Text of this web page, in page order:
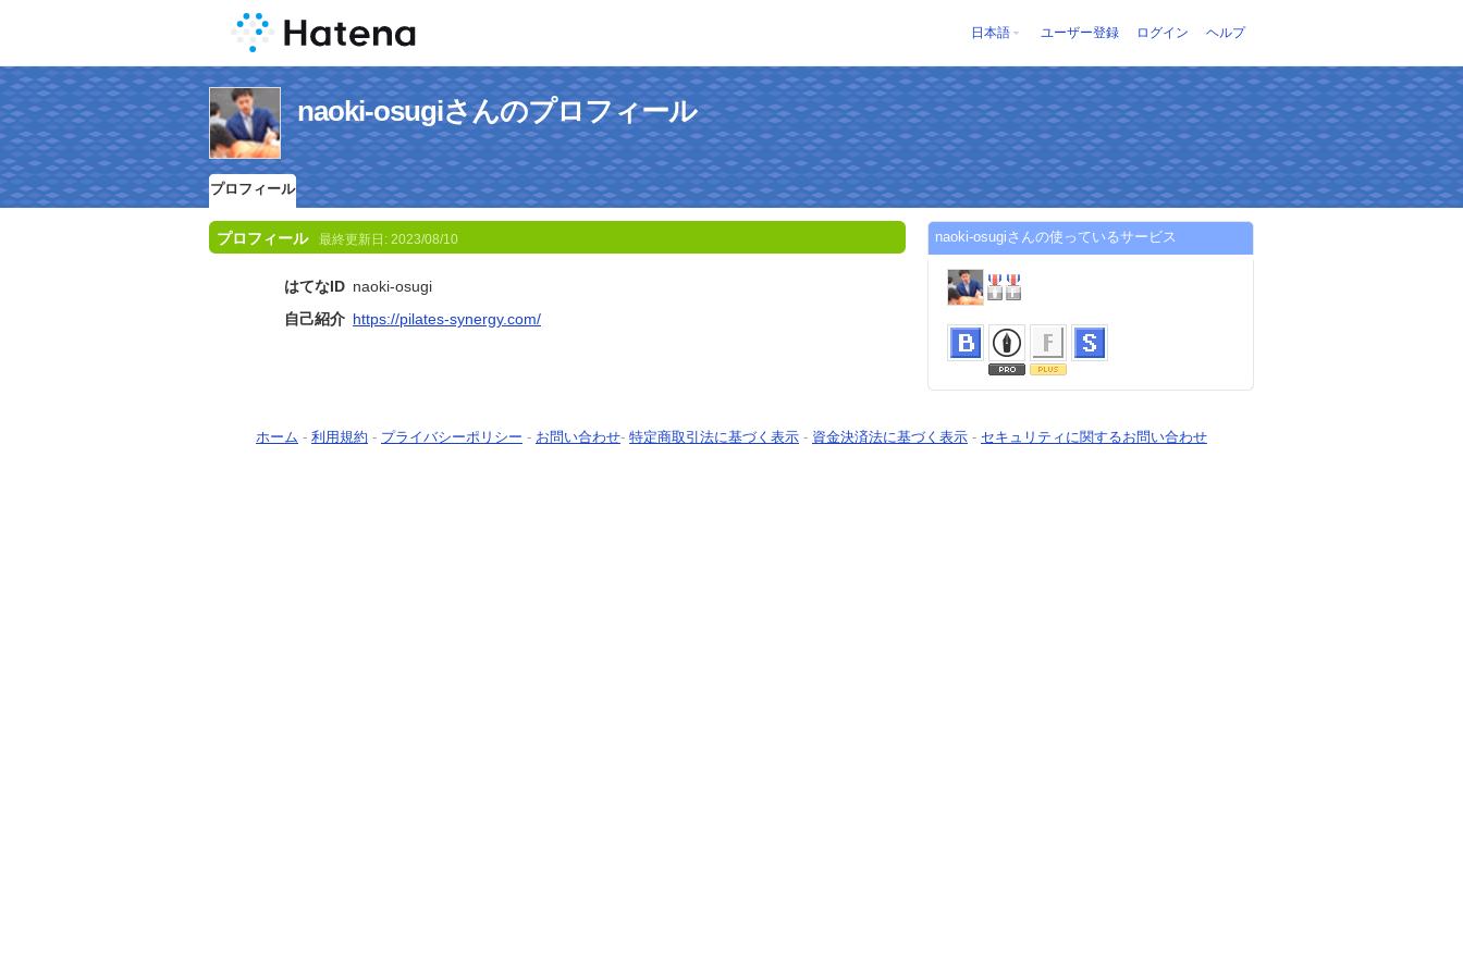
日本語 ユーザー登録 ログイン ヘルプ
naoki-osugiさんのプロフィール
プロフィール
プロフィール 最終更新日: 2023/08/10
はてなID naoki-osugi
自己紹介 https://pilates-synergy.com/
naoki-osugiさんの使っているサービス
ホーム - 利用規約 - プライバシーポリシー - お問い合わせ- 特定商取引法に基づく表示 - 資金決済法に基づく表示 - セキュリティに関するお問い合わせ